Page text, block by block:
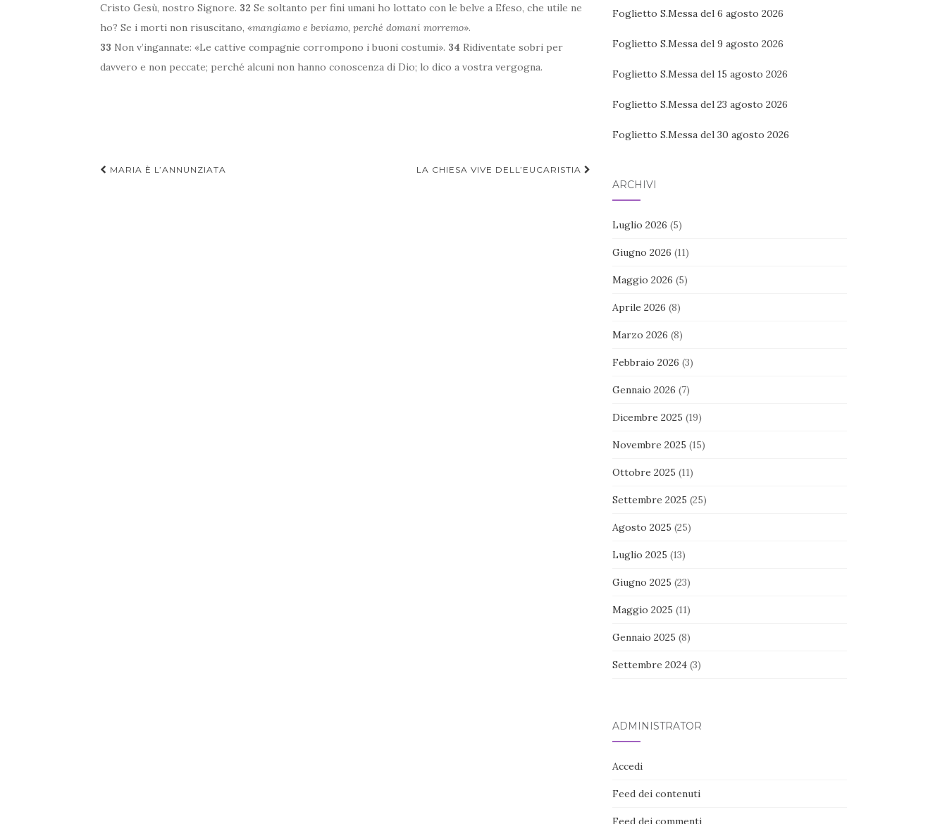
Cristo Gesù, nostro Signore. 32 Se soltanto per fini umani ho lottato con le belve a Efeso, che utile ne
ho? Se i morti non risuscitano, «mangiamo e beviamo, perché domani morremo».
33 Non v’ingannate: «Le cattive compagnie corrompono i buoni costumi». 34 Ridiventate sobri per
davvero e non peccate; perché alcuni non hanno conoscenza di Dio; lo dico a vostra vergogna.
Navigazione
MARIA È L’ANNUNZIATA LA CHIESA VIVE DELL’EUCARISTIA
Foglietto S.Messa del 6 agosto 2026
Foglietto S.Messa del 9 agosto 2026
Foglietto S.Messa del 15 agosto 2026
Foglietto S.Messa del 23 agosto 2026
Foglietto S.Messa del 30 agosto 2026
ARCHIVI
Luglio 2026 (5)
Giugno 2026 (11)
Maggio 2026 (5)
Aprile 2026 (8)
Marzo 2026 (8)
Febbraio 2026 (3)
Gennaio 2026 (7)
Dicembre 2025 (19)
Novembre 2025 (15)
Ottobre 2025 (11)
Settembre 2025 (25)
Agosto 2025 (25)
Luglio 2025 (13)
Giugno 2025 (23)
Maggio 2025 (11)
Gennaio 2025 (8)
Settembre 2024(3)
ADMINISTRATOR
Accedi
Feed dei contenuti